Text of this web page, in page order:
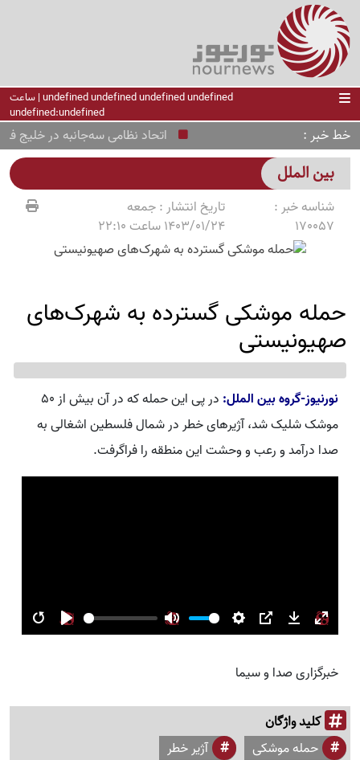
undefined undefined undefined undefined | ساعت
undefined:undefined
خط خبر اتحاد نظامی سه‌جانبه در خلیج
بین الملل
شناسه خبر :
170057
تاریخ انتشار :جمعه
1403/01/24 ساعت 22:10
حمله موشکی گسترده به شهرک‌های
صهیونیستی
نورنیوز-گروه بین الملل:
در پی این حمله که در آن بیش از ۵۰
موشک شلیک شد، آژیرهای خطر در شمال فلسطین اشغالی به
صدا درآمد و رعب و وحشت این منطقه را فراگرفت.
RestartPlay Mute Settings
PIP Download
Enter
خبرگزاری صدا و سیما
کلید واژگان
حمله موشکی
آژیر خطر